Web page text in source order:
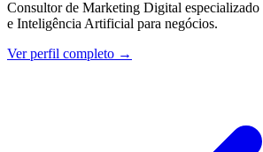
Consultor de Marketing Digital
e Inteligência Artificial para negócios.
Ver perfil completo →